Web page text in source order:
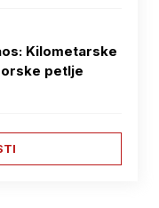
Kilometarske
petlje